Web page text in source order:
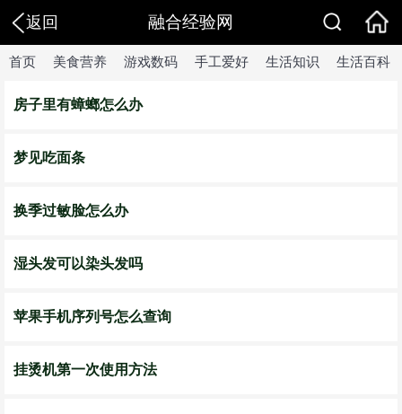
返回 融合经验网
首页 美食营养 游戏数码 手工爱好 生活知识 生活百科
房子里有蟑螂怎么办
梦见吃面条
换季过敏脸怎么办
湿头发可以染头发吗
苹果手机序列号怎么查询
挂烫机第一次使用方法